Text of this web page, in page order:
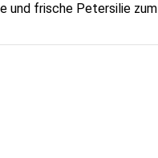
und frische Petersilie zum